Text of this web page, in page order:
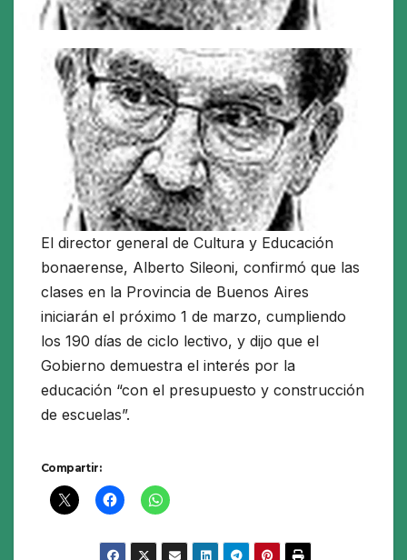
El director general de Cultura y Educación
bonaerense, Alberto Sileoni, confirmó que las
clases en la Provincia de Buenos Aires
iniciarán el próximo 1 de marzo, cumpliendo
los 190 días de ciclo lectivo, y dijo que el
Gobierno demuestra el interés por la
educación “con el presupuesto y construcción
de escuelas”.
Compartir: